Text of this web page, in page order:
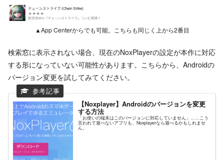
▲App Centerからでも可能。こちらも同じく上から2番目
検索窓に表示されない場合、現在のNoxPlayerの設定が本作に対応
する形になっていない可能性があります。こちらから、Androidの
バージョン変更を試してみてください。
【Noxplayer】Androidのバージョンを変更
する方法
「お使いの端末はこのバージョンに対応していません」……こう
言われて遊べないアプリも、Noxplayerなら遊べるかもしれませ
ん。